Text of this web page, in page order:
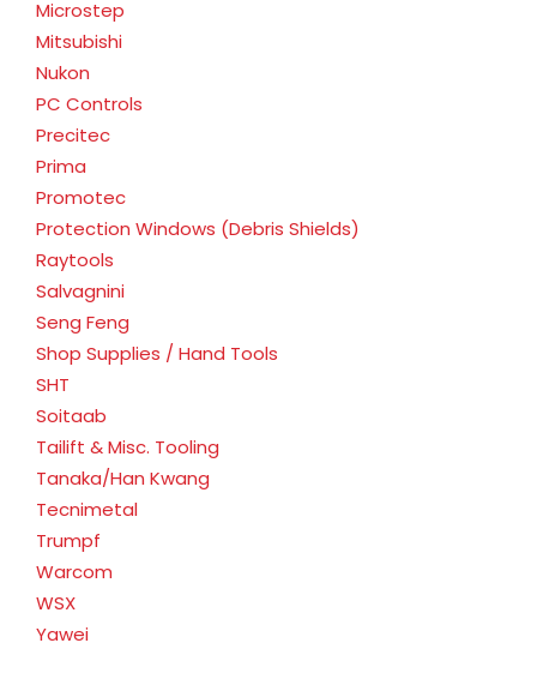
Microstep
Mitsubishi
Nukon
PC Controls
Precitec
Prima
Promotec
Protection Windows (Debris Shields)
Raytools
Salvagnini
Seng Feng
Shop Supplies / Hand Tools
SHT
Soitaab
Tailift & Misc. Tooling
Tanaka/Han Kwang
Tecnimetal
Trumpf
Warcom
WSX
Yawei